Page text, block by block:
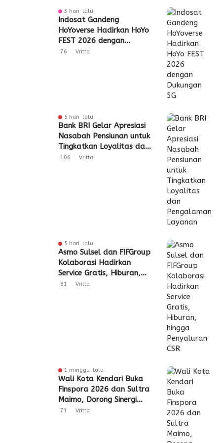
3 hari lalu
Indosat Gandeng
HoYoverse Hadirkan HoYo
FEST 2026 dengan
Dukungan 5G
76 Vritta
5 hari lalu
Bank BRI Gelar Apresiasi
Nasabah Pensiunan untuk
Tingkatkan Loyalitas dan
Pengalaman Layanan
106 Vritta
5 hari lalu
Asmo Sulsel dan FIFGroup
Kolaborasi Hadirkan
Service Gratis, Hiburan,
hingga Penyaluran CSR
81 Vritta
1 minggu lalu
Wali Kota Kendari Buka
Finspora 2026 dan Sultra
Maimo, Dorong Sinergi
Industri Keuangan
71 Vritta